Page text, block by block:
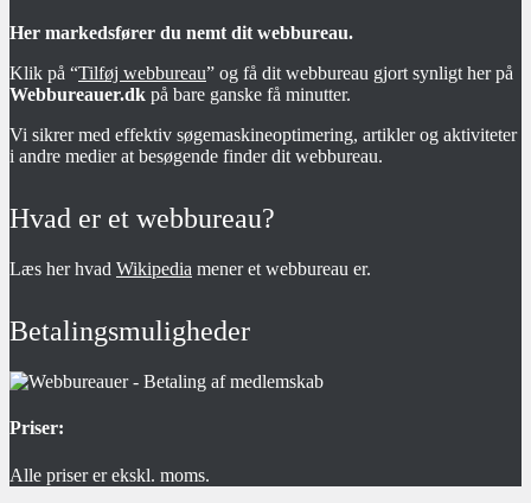
Her markedsfører du nemt dit webbureau.
Klik på “Tilføj webbureau” og få dit webbureau gjort synligt her på
Webbureauer.dk på bare ganske få minutter.
Vi sikrer med effektiv søgemaskineoptimering, artikler og aktiviteter
i andre medier at besøgende finder dit webbureau.
Hvad er et webbureau?
Læs her hvad Wikipedia mener et webbureau er.
Betalingsmuligheder
Priser:
Alle priser er ekskl. moms.